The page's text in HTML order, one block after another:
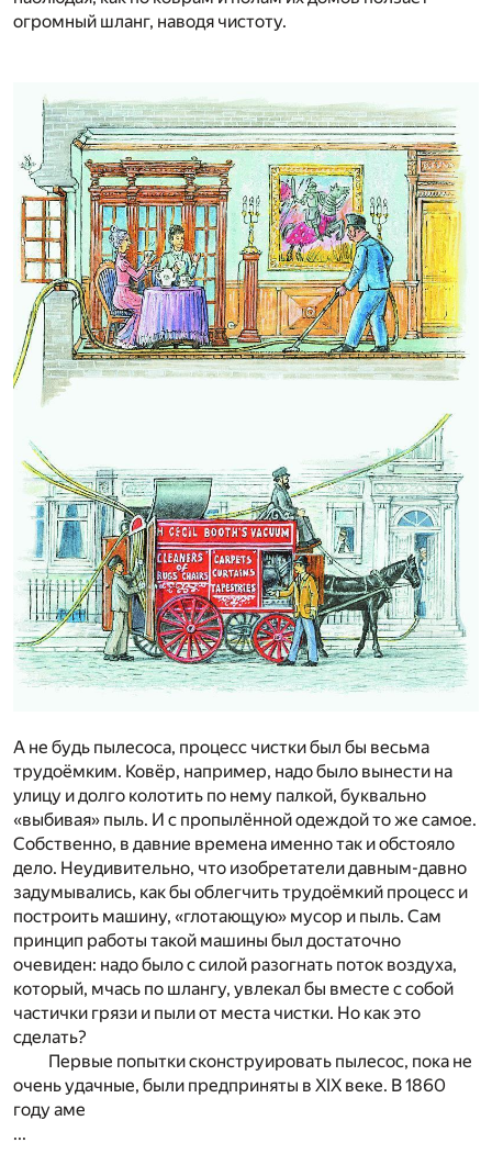
огромный шланг, наводя чистоту.
А не будь пылесоса, процесс чистки был бы весьма
трудоёмким. Ковёр, например, надо было вынести на
улицу и долго колотить по нему палкой, буквально
«выбивая» пыль. И с пропылённой одеждой то же самое.
Собственно, в давние времена именно так и обстояло
дело. Неудивительно, что изобретатели давным-давно
задумывались, как бы облегчить трудоёмкий процесс и
построить машину, «глотающую» мусор и пыль. Сам
принцип работы такой машины был достаточно
очевиден: надо было с силой разогнать поток воздуха,
который, мчась по шлангу, увлекал бы вместе с собой
частички грязи и пыли от места чистки. Но как это
сделать?
Первые попытки сконструировать пылесос, пока не
очень удачные, были предприняты в XIX веке. В 1860
году аме
...